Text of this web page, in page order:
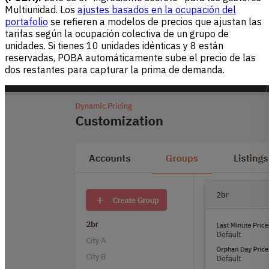
Multiunidad. Los ajustes basados en la ocupación del
portafolio se refieren a modelos de precios que ajustan las
tarifas según la ocupación colectiva de un grupo de
unidades. Si tienes 10 unidades idénticas y 8 están
reservadas, POBA automáticamente sube el precio de las
dos restantes para capturar la prima de demanda.